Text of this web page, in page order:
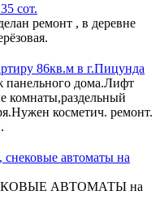
сот.
ремонт , в деревне
86кв.м в г.Пицунда
панельного дома.Лифт
комнаты,раздельный
косметич. ремонт.
автоматы на
АВТОМАТЫ на